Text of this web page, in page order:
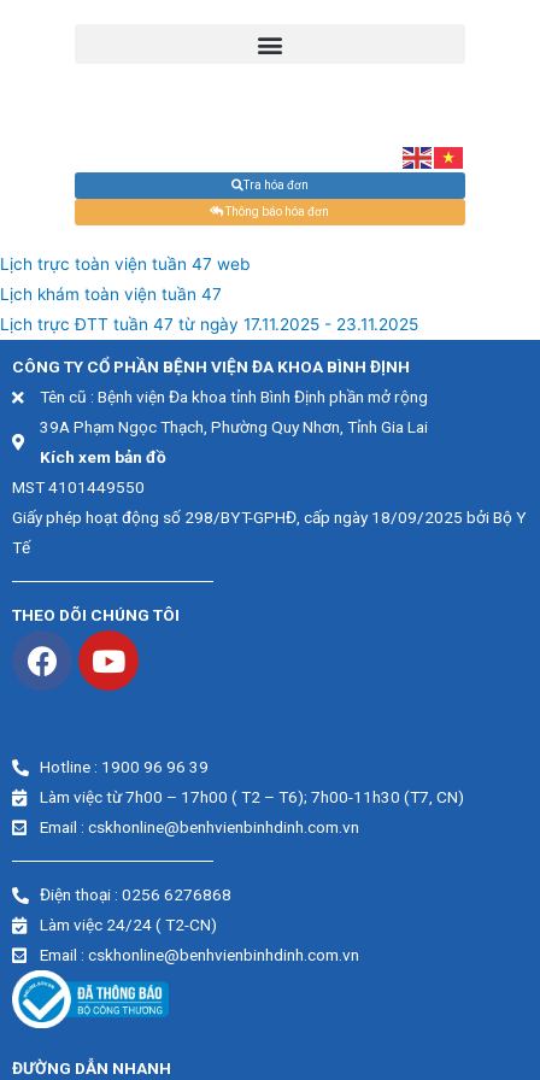
Tra hóa đơn
Thông báo hóa đơn
Lịch trực toàn viện tuần 47 web
Lịch khám toàn viện tuần 47
Lịch trực ĐTT tuần 47 từ ngày 17.11.2025 - 23.11.2025
CÔNG TY CỔ PHẦN BỆNH VIỆN ĐA KHOA BÌNH ĐỊNH
Tên cũ : Bệnh viện Đa khoa tỉnh Bình Định phần mở rộng
39A Phạm Ngọc Thạch, Phường Quy Nhơn, Tỉnh Gia Lai
Kích xem bản đồ
MST 4101449550
Giấy phép hoạt động số 298/BYT-GPHĐ, cấp ngày 18/09/2025 bởi Bộ Y
Tế
THEO DÕI CHÚNG TÔI
Hotline : 1900 96 96 39
Làm việc từ 7h00 – 17h00 ( T2 – T6); 7h00-11h30 (T7, CN)
Email : cskhonline@benhvienbinhdinh.com.vn
Điện thoại : 0256 6276868
Làm việc 24/24 ( T2-CN)
Email : cskhonline@benhvienbinhdinh.com.vn
ĐƯỜNG DẪN NHANH